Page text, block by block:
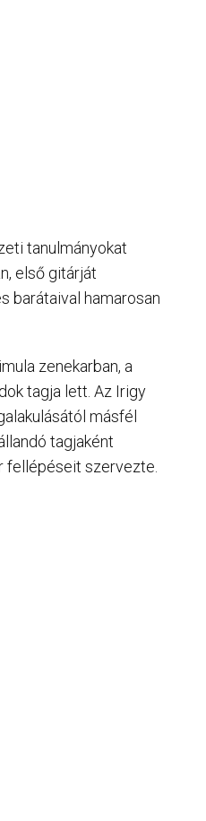
tanulmányokat
első gitárját
barátaival hamarosan
zenekarban, a
tagja lett. Az Irigy
másfél
tagjaként
fellépéseit szervezte.